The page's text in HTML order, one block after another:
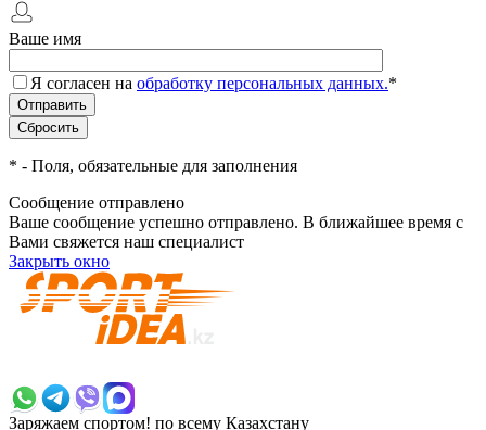
Ваше имя
Я согласен на обработку персональных данных.*
* - Поля, обязательные для заполнения
Сообщение отправлено
Ваше сообщение успешно отправлено. В ближайшее время с
Вами свяжется наш специалист
Закрыть окно
Заряжаем спортом! по всему Казахстану